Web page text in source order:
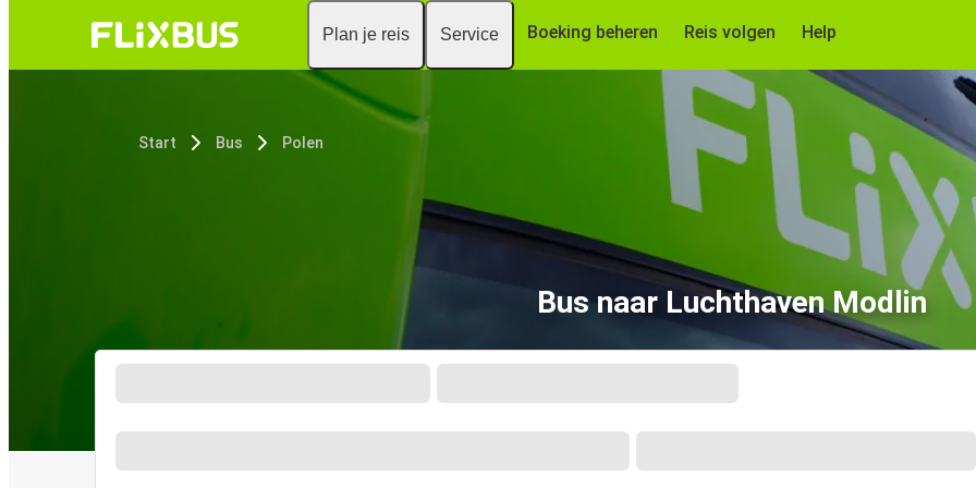
Plan je reis Service Boeking beheren Reis volgen Help
Start Bus Polen
Bus naar Luchthaven Modlin